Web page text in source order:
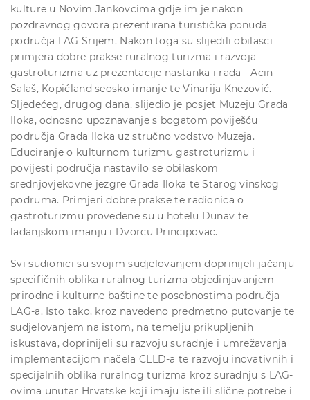
kulture u Novim Jankovcima gdje im je nakon
pozdravnog govora prezentirana turistička ponuda
područja LAG Srijem. Nakon toga su slijedili obilasci
primjera dobre prakse ruralnog turizma i razvoja
gastroturizma uz prezentacije nastanka i rada - Acin
Salaš, Kopićland seosko imanje te Vinarija Knezović.
Sljedećeg, drugog dana, slijedio je posjet Muzeju Grada
Iloka, odnosno upoznavanje s bogatom poviješću
područja Grada Iloka uz stručno vodstvo Muzeja.
Educiranje o kulturnom turizmu gastroturizmu i
povijesti područja nastavilo se obilaskom
srednjovjekovne jezgre Grada Iloka te Starog vinskog
podruma. Primjeri dobre prakse te radionica o
gastroturizmu provedene su u hotelu Dunav te
ladanjskom imanju i Dvorcu Principovac.
Svi sudionici su svojim sudjelovanjem doprinijeli jačanju
specifičnih oblika ruralnog turizma objedinjavanjem
prirodne i kulturne baštine te posebnostima područja
LAG-a. Isto tako, kroz navedeno predmetno putovanje te
sudjelovanjem na istom, na temelju prikupljenih
iskustava, doprinijeli su razvoju suradnje i umrežavanja
implementacijom načela CLLD-a te razvoju inovativnih i
specijalnih oblika ruralnog turizma kroz suradnju s LAG-
ovima unutar Hrvatske koji imaju iste ili slične potrebe i